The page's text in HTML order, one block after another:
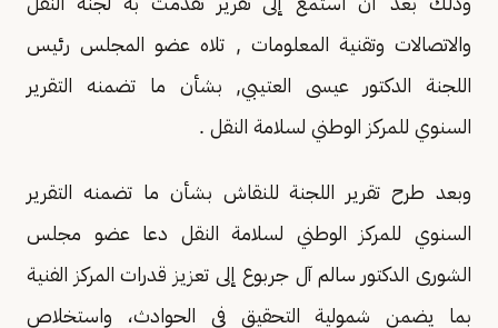
والاتصالات وتقنية المعلومات , تلاه عضو المجلس رئيس
اللجنة الدكتور عيسى العتيبي, بشأن ما تضمنه التقرير
السنوي للمركز الوطني لسلامة النقل .
وبعد طرح تقرير اللجنة للنقاش بشأن ما تضمنه التقرير
السنوي للمركز الوطني لسلامة النقل دعا عضو مجلس
الشورى الدكتور سالم آل جربوع إلى تعزيز قدرات المركز الفنية
بما يضمن شمولية التحقيق في الحوادث، واستخلاص